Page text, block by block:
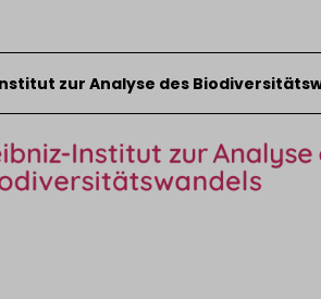
springen
zur Analyse des